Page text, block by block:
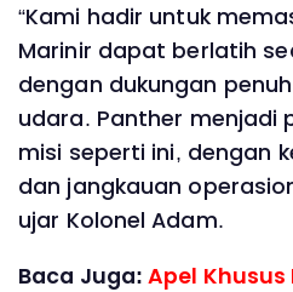
“Kami hadir untuk
Marinir dapat berlatih
dengan dukungan
udara. Panther menjadi
misi seperti ini, dengan
dan jangkauan
ujar Kolonel Adam.
Baca Juga:Apel